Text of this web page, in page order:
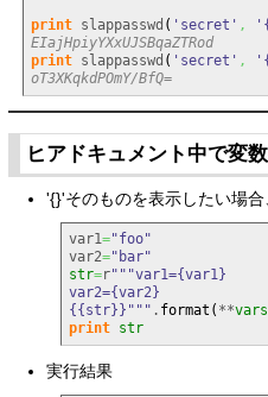
print slappasswd ( 'secret' ,
EIajHpiyYXxUJSBqaZTRod
print slappasswd ( 'secret' ,
oT3XKqkdPOmY/BfQ=
ヒアドキュメント中で変
'{}'そのものを表示したい場
var1="foo"
var2="bar"
str=r"""var1={var1}
var2={var2}
{{str}}""" . format ( **vars
print str
実行結果